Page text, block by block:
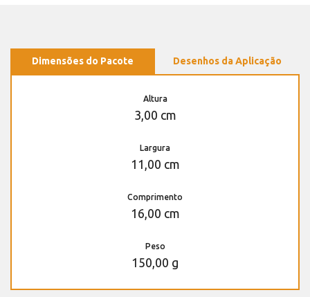
Dimensões do Pacote Desenhos da Aplicação
Altura
3,00 cm
Largura
11,00 cm
Comprimento
16,00 cm
Peso
150,00 g